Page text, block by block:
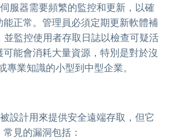
服器需要頻繁的監控和更新，以確
正常。管理員必須定期更新軟體補
並監控使用者存取日誌以檢查可疑活
能會消耗大量資源，特別是對於沒
專業知識的小型到中型企業。
設計用來提供安全遠端存取，但它
見的漏洞包括：